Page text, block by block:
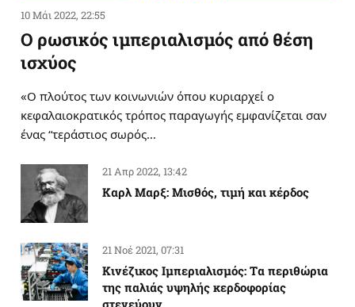
10 Μάι 2022, 22:55
Ο ρωσικός ιμπεριαλισμός από θέση
ισχύος
«Ο πλούτος των κοινωνιών όπου κυριαρχεί ο
κεφαλαιοκρατικός τρόπος παραγωγής εμφανίζεται σαν
ένας “τεράστιος σωρός…
21 Απρ 2022, 13:42
Καρλ Μαρξ: Μισθός, τιμή και κέρδος
21 Νοέ 2021, 07:31
Κινέζικος Ιμπεριαλισμός: Tα περιθώρια
της παλιάς υψηλής κερδοφορίας
στενεύουν